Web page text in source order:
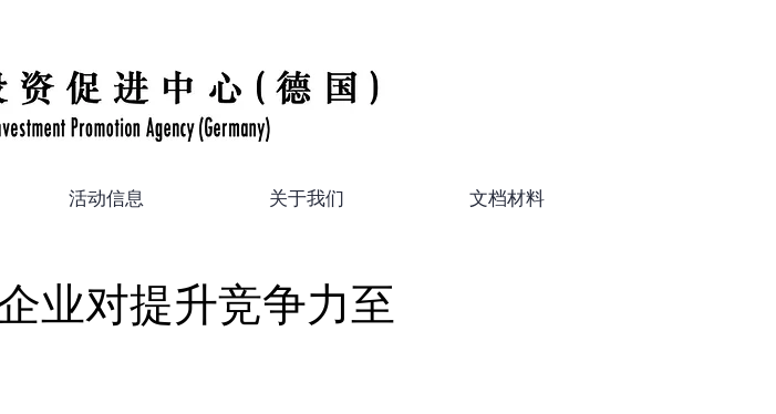
活动信息 关于我们 文档材料
业对提升竞争力至